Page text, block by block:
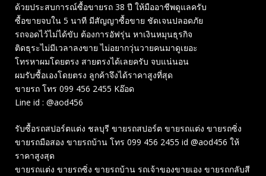
ด้วยประสบการณ์ซื้อขายรถ 38 ปี ให้มืออาชีพดูแลครับ
ซื้อขายจบใน 5 นาที มีสัญญาซื้อขาย ชัดเจนปลอดภัย
รถจอดไว้ไม่ได้ขับ ต้องการอัฟรุ่น หาเงินหมุนธุรกิจ
ติดธุระไม่มีเวลาลงขาย ไม่อยากวุ่นวายคนมาดูเยอะ
โทรหาผมโดยตรง สายตรงได้เลยครับ จบแน่นอน
ผมรับซื้อเองโดยตรง ลูกค้าจึงได้ราคาสูงที่สุด
ขายรถ โทร 099 456 2455 Kอ๊อด
Line id : @aod456
รับซื้อรถสปอร์ตแต่ง ชลบุรี ขายรถสปอร์ต ขายรถแต่ง ขายรถซิ่ง
ขายรถมือสอง ขายรถบ้าน โทร 099 456 2455 id @aod456 ให้
ราคาสูงสุด
ขายรถแต่ง ขายรถซิ่ง ขายรถบ้าน รถเจ้าของขายเอง ขายรถกลับสี